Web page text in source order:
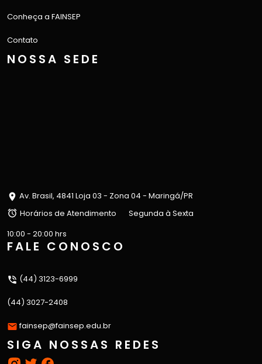
Conheça a FAINSEP
Contato
NOSSA SEDE
Av. Brasil, 4841 Loja 03 - Zona 04 - Maringá/PR
Horários de Atendimento
Segunda à Sexta
10:00 - 20:00 hrs
FALE CONOSCO
(44) 3123-6999
(44) 3027-2408
fainsep@fainsep.edu.br
SIGA NOSSAS REDES